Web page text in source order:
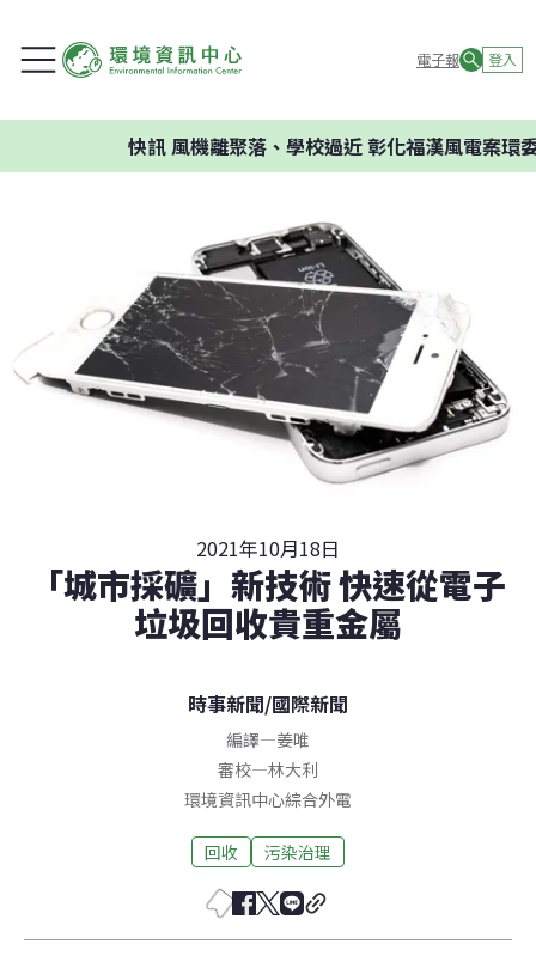
電子報 登入
快訊風機離聚落、學校過近 彰化福漢風電案環委建
2021年10月18日
「城市採礦」新技術 快速從電子
垃圾回收貴重金屬
時事新聞/國際新聞
編譯—姜唯
審校—林大利
環境資訊中心綜合外電
回收 污染治理